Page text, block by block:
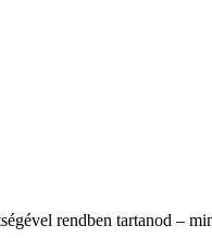
rendben tartanod –